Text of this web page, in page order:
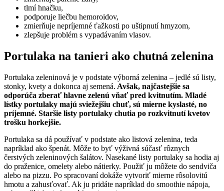
tlmí hnačku,
podporuje liečbu hemoroidov,
zmierňuje nepríjemné ťažkosti po uštipnutí hmyzom,
zlepšuje problém s vypadávaním vlasov.
Portulaka na tanieri ako chutná zelenina
Portulaka zeleninová je v podstate výborná zelenina – jedlé sú listy,
stonky, kvety a dokonca aj semená. Avšak, najčastejšie sa
odporúča zberať hlavne zelenú vňať pred kvitnutím. Mladé
lístky portulaky majú sviežejšiu chuť, sú mierne kyslasté, no
príjemné. Staršie listy portulaky chutia po rozkvitnutí kvetov
trošku horkejšie.
Portulaka sa dá používať v podstate ako listová zelenina, teda
napríklad ako špenát. Môže to byť výživná súčasť rôznych
čerstvých zeleninových šalátov. Nasekané listy portulaky sa hodia aj
do praženice, omelety alebo nátierky. Použiť ju môžete do sendviča
alebo na pizzu. Po spracovaní dokáže vytvoriť mierne rôsolovitú
hmotu a zahusťovať. Ak ju pridáte napríklad do smoothie nápoja,